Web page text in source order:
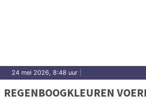
24 mei 2026, 8:48 uur
REGENBOOGKLEUREN